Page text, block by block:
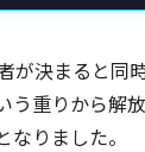
が決まると同
う重りから解
りました。